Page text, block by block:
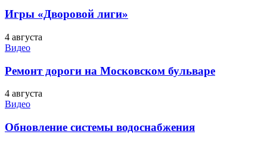
Игры «Дворовой лиги»
4 августа
Видео
Ремонт дороги на Московском бульваре
4 августа
Видео
Обновление системы водоснабжения